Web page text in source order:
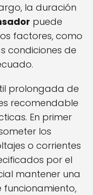
la duración
puede
factores, como
condiciones de
prolongada de
recomendable
En primer
los
o corrientes
por el
mantener una